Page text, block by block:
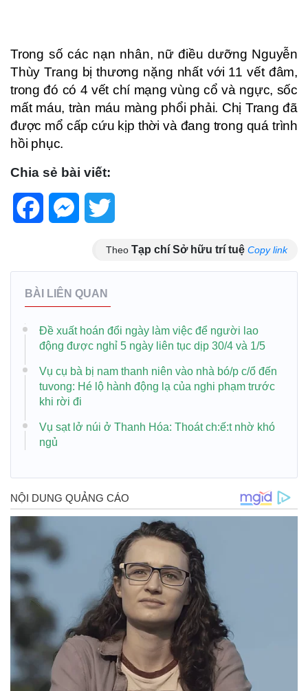
Trong số các nạn nhân, nữ điều dưỡng Nguyễn
Thùy Trang bị thương nặng nhất với 11 vết đâm,
trong đó có 4 vết chí mạng vùng cổ và ngực, sốc
mất máu, tràn máu màng phổi phải. Chị Trang đã
được mổ cấp cứu kịp thời và đang trong quá trình
hồi phục.
Chia sẻ bài viết:
FacebookMessenger
Theo Tạp chí Sở hữu trí tuệ Copy link
BÀI LIÊN QUAN
Đề xuất hoán đổi ngày làm việc để người lao
động được nghỉ 5 ngày liên tục dịp 30/4 và 1/5
Vụ cụ bà bị nam thanh niên vào nhà bó/p c/ổ đến
tuvong: Hé lộ hành động lạ của nghi phạm trước
khi rời đi
Vụ sạt lở núi ở Thanh Hóa: Thoát ch:ế:t nhờ khó
ngủ